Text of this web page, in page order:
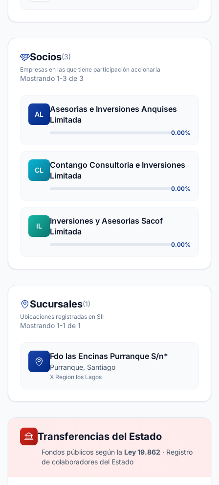
Socios(3)
Empresas en las que tiene participación accionaria
Mostrando 1-3 de 3
AL
Asesorias e Inversiones Anquises
Limitada
0.00%
CL
Contango Consultoria e Inversiones
Limitada
0.00%
IL
Inversiones y Asesorias Sacof
Limitada
0.00%
Sucursales(1)
Ubicaciones registradas en SII
Mostrando 1-1 de 1
Fdo las Encinas Purranque S/n*
Purranque, Santiago
X Region los Lagos
Transferencias del Estado
Fondos públicos según la Ley 19.862 · Registro
de colaboradores del Estado